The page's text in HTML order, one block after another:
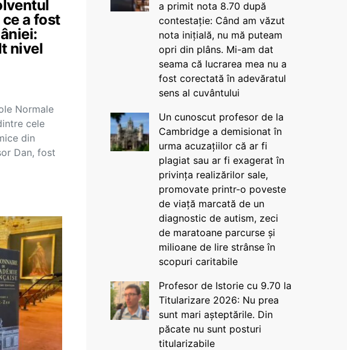
a fost
nivel
Normale
cele
din
Dan, fost
a primit nota 8.70 după
contestație: Când am văzut
nota inițială, nu mă puteam
opri din plâns. Mi-am dat
seama că lucrarea mea nu a
fost corectată în adevăratul
sens al cuvântului
Un cunoscut profesor de la
Cambridge a demisionat în
urma acuzațiilor că ar fi
plagiat sau ar fi exagerat în
privința realizărilor sale,
promovate printr-o poveste
de viață marcată de un
diagnostic de autism, zeci
de maratoane parcurse și
milioane de lire strânse în
scopuri caritabile
Profesor de Istorie cu 9.70 la
Titularizare 2026: Nu prea
sunt mari așteptările. Din
păcate nu sunt posturi
titularizabile